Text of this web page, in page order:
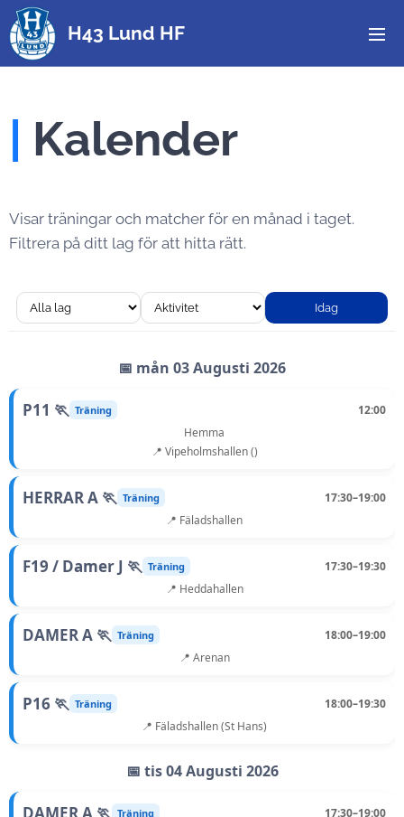
H43 Lund HF
Kalender
Visar träningar och matcher för en månad i taget.
Filtrera på ditt lag för att hitta rätt.
Idag
📅 mån 03 Augusti 2026
P11 🏃 Träning
12:00
Hemma
📍 Vipeholmshallen ()
HERRAR A 🏃 Träning
17:30–19:00
📍 Fäladshallen
F19 / Damer J 🏃 Träning
17:30–19:30
📍 Heddahallen
DAMER A 🏃 Träning
18:00–19:00
📍 Arenan
P16 🏃 Träning
18:00–19:30
📍 Fäladshallen (St Hans)
📅 tis 04 Augusti 2026
Träning
17:30–19:00